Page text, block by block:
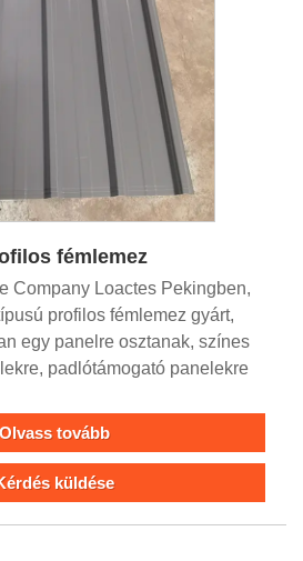
fémlemez
Company Loactes Pekingben,
profilos fémlemez gyárt,
egy panelre osztanak, színes
padlótámogató panelekre
Olvass tovább
küldése